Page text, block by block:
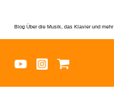
Blog Über die Musik, das Klavier und mehr